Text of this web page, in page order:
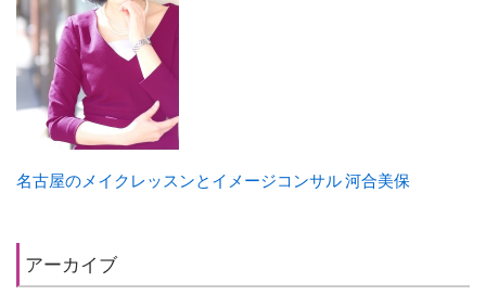
名古屋のメイクレッスンとイメージコンサル 河合美保
アーカイブ